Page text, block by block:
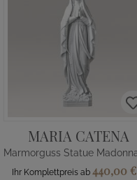
MARIA CATENA
Ihr Komplettpreis ab 440,00 €